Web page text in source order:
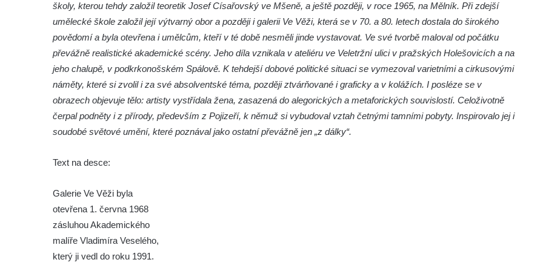
Pamětní deska Josefa Mühlbergera na
křižovatce Školní a Horské ulice v Trutnově
Pamětní deska Jaroslava Třešňáka v
Českobratrské ulici v Teplicích
Pamětní deska Walthera Hensela na vile
Landhaus v ulici Pod Doubravkou v
Teplicích
Pamětní deska Ludwiga van Beethovena
Teplicích
na kašně na Benešově náměstí v Teplicích
Pamětní deska prvního předvedení
školy, kterou tehdy založil teoretik Josef Císařovský ve Mšeně, a ještě později, v roce 1965, na Mělník. Při zdejší
umělecké škole založil její výtvarný obor a později i galerii Ve Věži, která se v 70. a 80. letech dostala do širokého
povědomí a byla otevřena i umělcům, kteří v té době nesměli jinde vystavovat. Ve své tvorbě maloval od počátku
převážně realistické akademické scény. Jeho díla vznikala v ateliéru ve Veletržní ulici v pražských Holešovicích a na
jeho chalupě, v podkrkonošském Spálově. K tehdejší dobové politické situaci se vymezoval varietními a cirkusovými
náměty, které si zvolil i za své absolventské téma, později ztvárňované i graficky a v kolážích. I posléze se v
obrazech objevuje tělo: artisty vystřídala žena, zasazená do alegorických a metaforických souvislostí. Celoživotně
čerpal podněty i z přírody, především z Pojizeří, k němuž si vybudoval vztah četnými tamními pobyty. Inspirovalo jej i
soudobé světové umění, které poznával jako ostatní převážně jen „z dálky“.
Text na desce:
Galerie Ve Věži byla
otevřena 1. června 1968
zásluhou Akademického
malíře Vladimíra Veselého,
který ji vedl do roku 1991.